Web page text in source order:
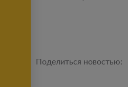
Поделиться новостью: